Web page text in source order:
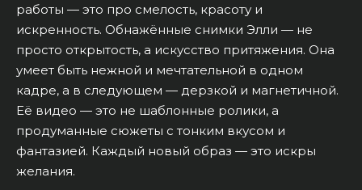
работы — это про смелость, красоту и
искренность. Обнажённые снимки Элли — не
просто открытость, а искусство притяжения. Она
умеет быть нежной и мечтательной в одном
кадре, а в следующем — дерзкой и магнетичной.
Её видео — это не шаблонные ролики, а
продуманные сюжеты с тонким вкусом и
фантазией. Каждый новый образ — это искры
желания.